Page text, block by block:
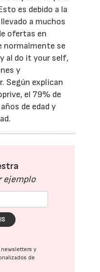
es debido a la
a muchos
ofertas en
normalmente se
al do it your self,
y
Según explican
el 79% de
de edad y
ejemplo
y
de